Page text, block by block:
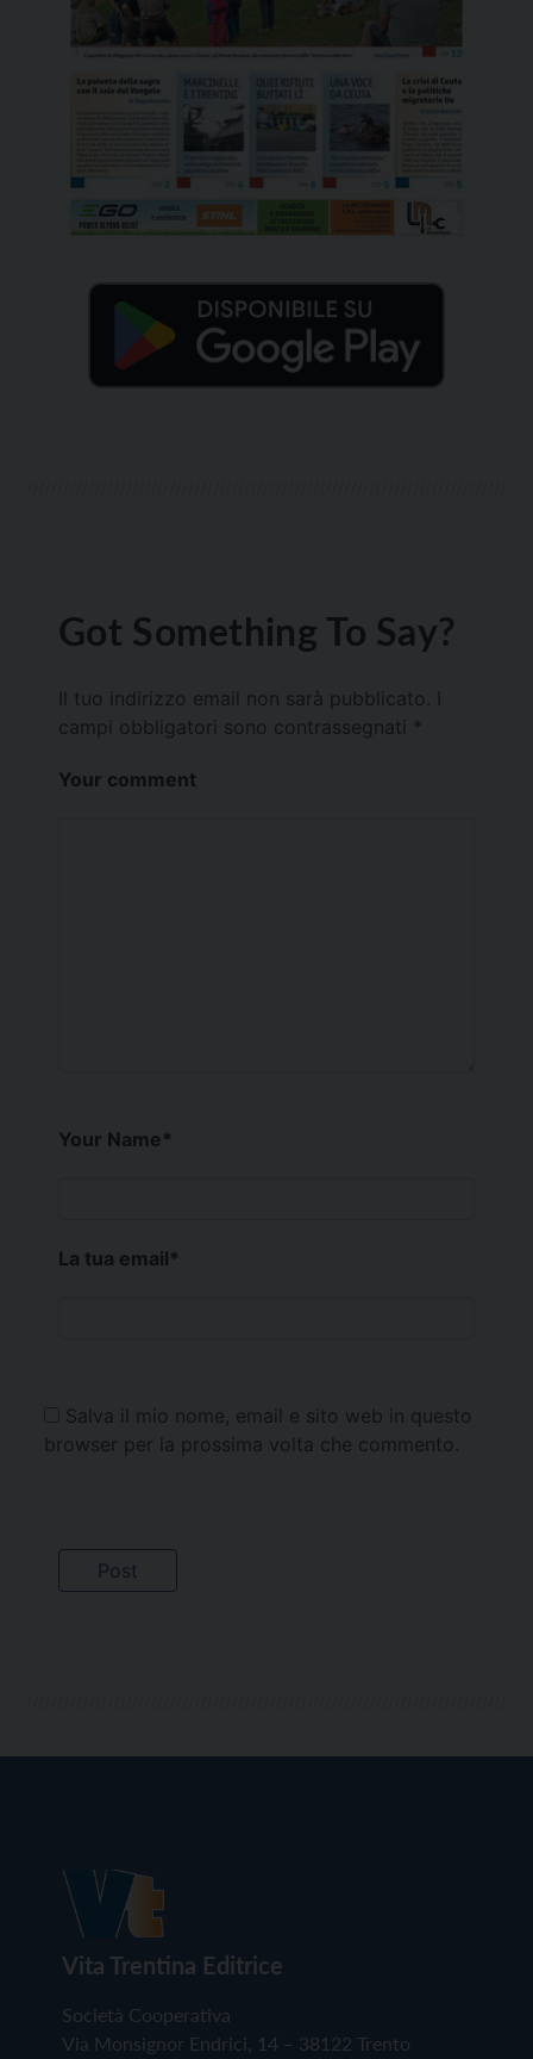
Got Something To Say?
Il tuo indirizzo email non sarà pubblicato.
campi obbligatori sono contrassegnati *
Your comment
Your Name*
La tua email*
Salva il mio nome, email e sito web in questo
browser per la prossima volta che commento.
Vita Trentina Editrice
Società Cooperativa
Via Monsignor Endrici, 14 – 38122 Trento